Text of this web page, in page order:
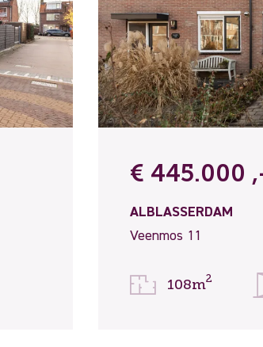
€ 445.000
ALBLASSERDAM
Veenmos 11
108m2